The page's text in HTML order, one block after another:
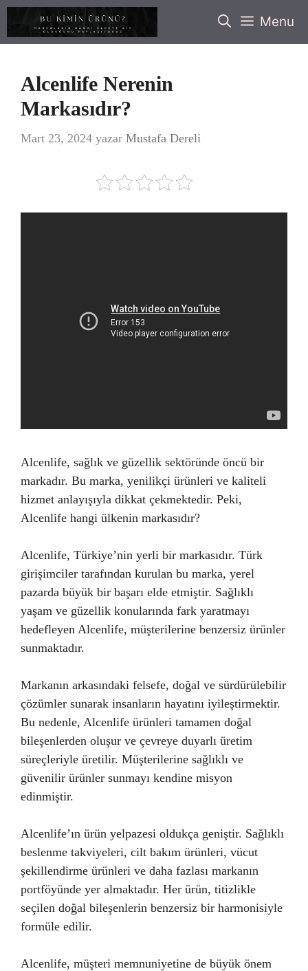
İçeriğe
Menu
Alcenlife Nerenin
Markasıdır?
Mart 23, 2024 yazar Mustafa Dereli
Alcenlife, sağlık ve güzellik sektöründe öncü bir
markadır. Bu marka, yenilikçi ürünleri ve kaliteli
hizmet anlayışıyla dikkat çekmektedir. Peki,
Alcenlife hangi ülkenin markasıdır?
Alcenlife, Türkiye’nin yerli bir markasıdır. Türk
girişimciler tarafından kurulan bu marka, yerel
pazarda büyük bir başarı elde etmiştir. Sağlıklı
yaşam ve güzellik konularında fark yaratmayı
hedefleyen Alcenlife, müşterilerine benzersiz ürünler
sunmaktadır.
Markanın arkasındaki felsefe, doğal ve sürdürülebilir
çözümler sunarak insanların hayatını iyileştirmektir.
Bu nedenle, Alcenlife ürünleri tamamen doğal
bileşenlerden oluşur ve çevreye duyarlı üretim
süreçleriyle üretilir. Müşterilerine sağlıklı ve
güvenilir ürünler sunmayı kendine misyon
edinmiştir.
Alcenlife’ın ürün yelpazesi oldukça geniştir. Sağlıklı
beslenme takviyeleri, cilt bakım ürünleri, vücut
şekillendirme ürünleri ve daha fazlası markanın
portföyünde yer almaktadır. Her ürün, titizlikle
seçilen doğal bileşenlerin benzersiz bir harmonisiyle
formüle edilir.
Alcenlife, müşteri memnuniyetine de büyük önem